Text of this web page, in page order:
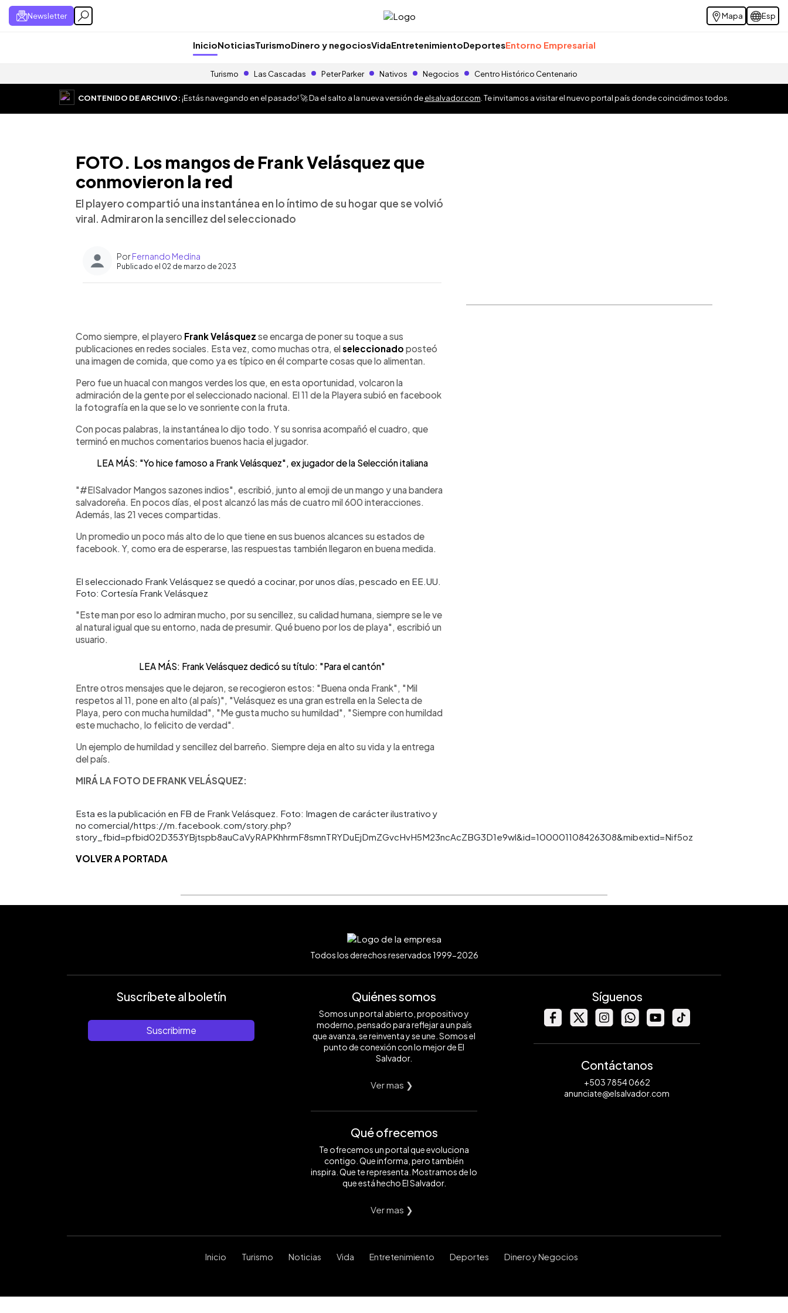
Newsletter Mapa Esp
InicioNoticiasTurismoDinero y negociosVidaEntretenimientoDeportesEntorno Empresarial
Turismo Las Cascadas Peter Parker Nativos Negocios Centro Histórico Centenario
CONTENIDO DE ARCHIVO:¡Estás navegando en el pasado! 🚀 Da el salto a la nueva versión deelsalvador.com . Te invitamos a visitar el nuevo portal país donde coincidimos todos.
FOTO. Los mangos de Frank Velásquez que
conmovieron la red
El playero compartió una instantánea en lo íntimo de su hogar que se volvió
viral. Admiraron la sencillez del seleccionado
PorFernando Medina
Publicado el 02 de marzo de 2023
Escuchar artículo
Como siempre, el playero Frank Velásquez se encarga de poner su toque a sus
publicaciones en redes sociales. Esta vez, como muchas otra, elseleccionado posteó
una imagen de comida, que como ya es típico en él comparte cosas que lo alimentan.
Pero fue un huacal con mangos verdes los que, en esta oportunidad, volcaron la
admiración de la gente por el seleccionado nacional. El 11 de la Playera subió en facebook
la fotografía en la que se lo ve sonriente con la fruta.
Con pocas palabras, la instantánea lo dijo todo. Y su sonrisa acompañó el cuadro, que
terminó en muchos comentarios buenos hacia el jugador.
LEA MÁS: "Yo hice famoso a Frank Velásquez", ex jugador de la Selección italiana
"#ElSalvador Mangos sazones indios", escribió, junto al emoji de un mango y una bandera
salvadoreña. En pocos días, el post alcanzó las más de cuatro mil 600 interacciones.
Además, las 21 veces compartidas.
Un promedio un poco más alto de lo que tiene en sus buenos alcances su estados de
facebook. Y, como era de esperarse, las respuestas también llegaron en buena medida.
El seleccionado Frank Velásquez se quedó a cocinar, por unos días, pescado en EE.UU.
Foto: Cortesía Frank Velásquez
"Este man por eso lo admiran mucho, por su sencillez, su calidad humana, siempre se le ve
al natural igual que su entorno, nada de presumir. Qué bueno por los de playa", escribió un
usuario.
LEA MÁS: Frank Velásquez dedicó su título: "Para el cantón"
Entre otros mensajes que le dejaron, se recogieron estos: "Buena onda Frank", "Mil
respetos al 11, pone en alto (al país)", "Velásquez es una gran estrella en la Selecta de
Playa, pero con mucha humildad", "Me gusta mucho su humildad", "Siempre con humildad
este muchacho, lo felicito de verdad".
Un ejemplo de humildad y sencillez del barreño. Siempre deja en alto su vida y la entrega
del país.
MIRÁ LA FOTO DE FRANK VELÁSQUEZ:
Esta es la publicación en FB de Frank Velásquez. Foto: Imagen de carácter ilustrativo y
no comercial/https://m.facebook.com/story.php?
story_fbid=pfbid02D353YBjtspb8auCaVyRAPKhhrmF8smnTRYDuEjDmZGvcHvH5M23ncAcZBG3D1e9wl&id=100001108426308&mibextid=Nif5oz
VOLVER A PORTADA
Todos los derechos reservados 1999-2026
Suscríbete al boletín
Suscribirme
Quiénes somos
Somos un portal abierto, propositivo y
moderno, pensado para reflejar a un país
que avanza, se reinventa y se une. Somos el
punto de conexión con lo mejor de El
Salvador.
Ver mas ❯
Qué ofrecemos
Te ofrecemos un portal que evoluciona
contigo. Que informa, pero también
inspira. Que te representa. Mostramos de lo
que está hecho El Salvador.
Ver mas ❯
Síguenos
Contáctanos
+503 7854 0662
anunciate@elsalvador.com
Inicio Turismo Noticias Vida Entretenimiento Deportes Dinero y Negocios